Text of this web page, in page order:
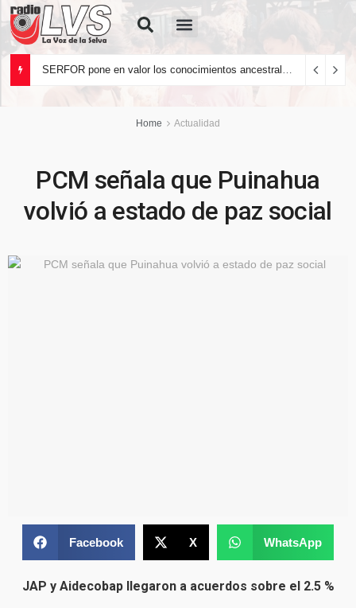
Home Actualidad
PCM señala que Puinahua
volvió a estado de paz social
Facebook X WhatsApp
JAP y Aidecobap llegaron a acuerdos sobre el 2.5 %